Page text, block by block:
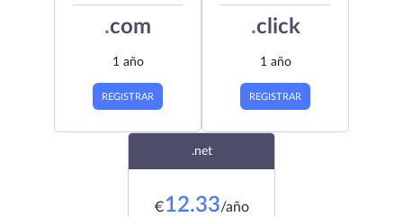
.com
1 año
REGISTRAR
.click
1 año
REGISTRAR
.net
€12.33/año